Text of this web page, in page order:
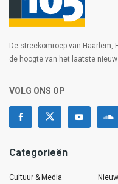
De streekomroep van Haarlem,
de hoogte van het laatste
VOLG ONS OP
Categorieën
Cultuur & Media